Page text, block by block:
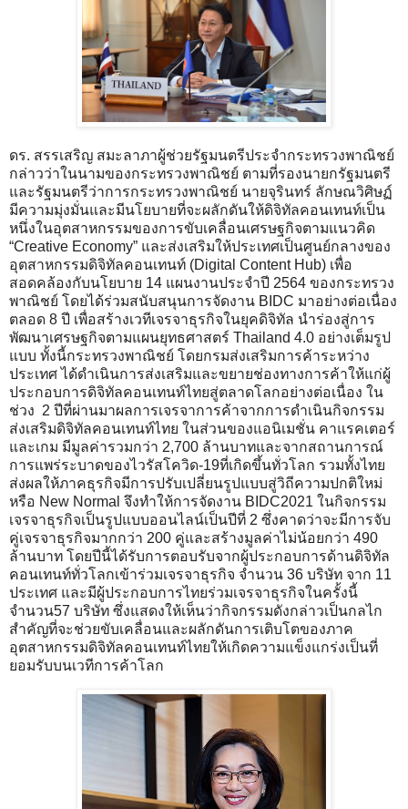
ดร. สรรเสริญ สมะลาภาผู้ช่วยรัฐมนตรีประจำกระทรวงพาณิชย์
กล่าวว่าในนามของกระทรวงพาณิชย์ ตามที่รองนายกรัฐมนตรี
และรัฐมนตรีว่าการกระทรวงพาณิชย์ นายจุรินทร์ ลักษณวิศิษฏ์
มีความมุ่งมั่นและมีนโยบายที่จะผลักดันให้ดิจิทัลคอนเทนท์เป็น
หนึ่งในอุตสาหกรรมของการขับเคลื่อนเศรษฐกิจตามแนวคิด
“Creative Economy” และส่งเสริมให้ประเทศเป็นศูนย์กลางของ
อุตสาหกรรมดิจิทัลคอนเทนท์ (Digital Content Hub) เพื่อ
สอดคล้องกับนโยบาย 14 แผนงานประจำปี 2564 ของกระทรวง
พาณิชย์ โดยได้ร่วมสนับสนุนการจัดงาน BIDC มาอย่างต่อเนื่อง
ตลอด 8 ปี เพื่อสร้างเวทีเจรจาธุรกิจในยุคดิจิทัล นำร่องสู่การ
พัฒนาเศรษฐกิจตามแผนยุทธศาสตร์ Thailand 4.0 อย่างเต็มรูป
แบบ ทั้งนี้กระทรวงพาณิชย์ โดยกรมส่งเสริมการค้าระหว่าง
ประเทศ ได้ดำเนินการส่งเสริมและขยายช่องทางการค้าให้แก่ผู้
ประกอบการดิจิทัลคอนเทนท์ไทยสู่ตลาดโลกอย่างต่อเนื่อง ใน
ช่วง 2 ปีที่ผ่านมาผลการเจรจาการค้าจากการดำเนินกิจกรรม
ส่งเสริมดิจิทัลคอนเทนท์ไทย ในส่วนของแอนิเมชั่น คาแรคเตอร์
และเกม มีมูลค่ารวมกว่า 2,700 ล้านบาทและจากสถานการณ์
การแพร่ระบาดของไวรัสโควิด-19ที่เกิดขึ้นทั่วโลก รวมทั้งไทย
ส่งผลให้ภาคธุรกิจมีการปรับเปลี่ยนรูปแบบสู่วิถีความปกติใหม่
หรือ New Normal จึงทำให้การจัดงาน BIDC2021 ในกิจกรรม
เจรจาธุรกิจเป็นรูปแบบออนไลน์เป็นปีที่ 2 ซึ่งคาดว่าจะมีการจับ
คู่เจรจาธุรกิจมากกว่า 200 คู่และสร้างมูลค่าไม่น้อยกว่า 490
ล้านบาท โดยปีนี้ได้รับการตอบรับจากผู้ประกอบการด้านดิจิทัล
คอนเทนท์ทั่วโลกเข้าร่วมเจรจาธุรกิจ จำนวน 36 บริษัท จาก 11
ประเทศ และมีผู้ประกอบการไทยร่วมเจรจาธุรกิจในครั้งนี้
จำนวน57 บริษัท ซึ่งแสดงให้เห็นว่ากิจกรรมดังกล่าวเป็นกลไก
สำคัญที่จะช่วยขับเคลื่อนและผลักดันการเติบโตของภาค
อุตสาหกรรมดิจิทัลคอนเทนท์ไทยให้เกิดความแข็งแกร่งเป็นที่
ยอมรับบนเวทีการค้าโลก